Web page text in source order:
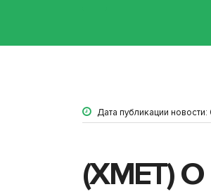
Дата публикации
(XMET)